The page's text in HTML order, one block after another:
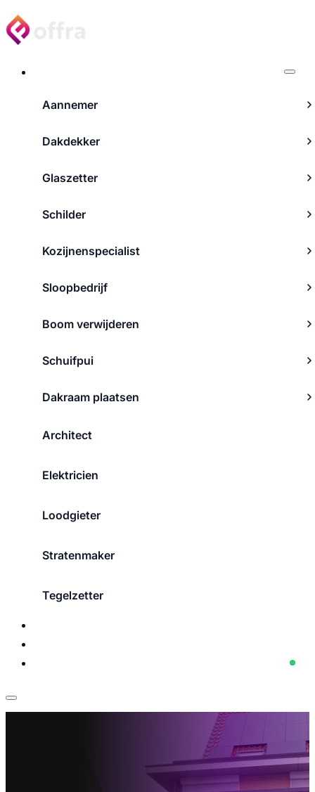
Aannemer
Dakdekker
Glaszetter
Schilder
Kozijnenspecialist
Sloopbedrijf
Boom verwijderen
Schuifpui
Dakraam plaatsen
Architect
Elektricien
Loodgieter
Stratenmaker
Tegelzetter